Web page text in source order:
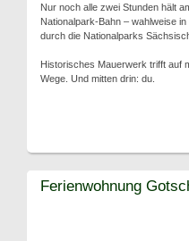
Nur noch alle zwei Stunden hält
Nationalpark-Bahn – wahlweise
durch die Nationalparks
Historisches Mauerwerk trifft auf
Wege. Und mitten drin: du.
Ferienwohnung